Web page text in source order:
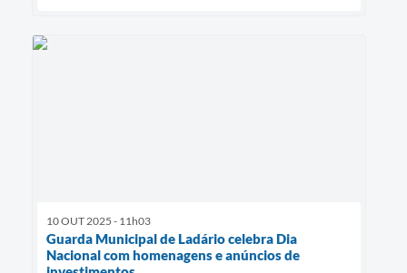
10 OUT 2025 - 11h03
Guarda Municipal de Ladário celebra Dia
Nacional com homenagens e anúncios de